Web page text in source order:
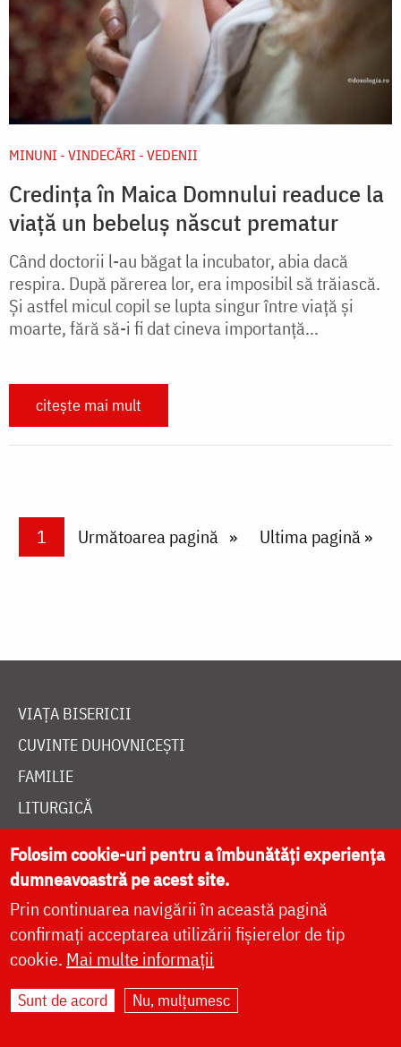
MINUNI - VINDECĂRI - VEDENII
Credința în Maica Domnului readuce la
viață un bebeluș născut prematur
Când doctorii l-au băgat la incubator, abia dacă
respira. După părerea lor, era imposibil să trăiască.
Și astfel micul copil se lupta singur între viață și
moarte, fără să-i fi dat cineva importanță...
citește mai mult
PaginareCurrent page
1 Next page
Următoarea pagină Last page
Ultima pagină »
VIAȚA BISERICII
CUVINTE DUHOVNICEȘTI
FAMILIE
LITURGICĂ
ÎNTREABĂ PREOTUL
MEDIA
ȘTIRI
HRAMUL SFINTEI CUVIOASE PARASCHEVA
Folosim cookie-uri pentru a îmbunătăți experiența
dumneavoastră pe acest site.
Prin continuarea navigării în această pagină
confirmați acceptarea utilizării fișierelor de tip
cookie. Mai multe informații
Sunt de acord Nu, mulțumesc